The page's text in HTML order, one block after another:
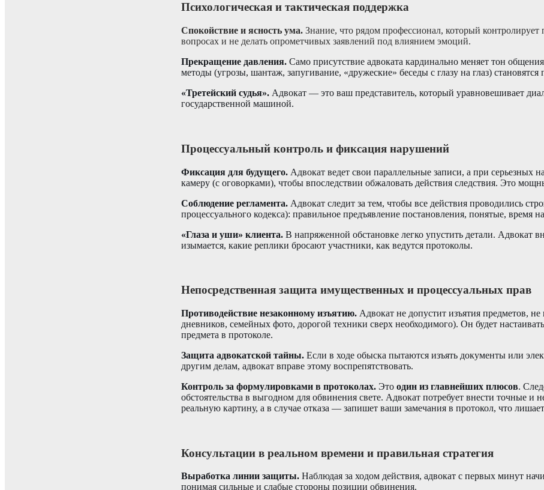
Психологическая и тактическая поддержка
Спокойствие и ясность ума. Знание, что рядом профессионал, который контролирует
вопросах и не делать опрометчивых заявлений под влиянием эмоций.
Прекращение давления. Само присутствие адвоката кардинально меняет тон
методы (угрозы, шантаж, запугивание, «дружеские» беседы с глазу на глаз)
«Третейский судья». Адвокат — это ваш представитель, который уравновешивает
государственной машиной.
Процессуальный контроль и фиксация нарушений
Фиксация для будущего. Адвокат ведет свои параллельные записи, а при серьезных
камеру (с оговорками), чтобы впоследствии обжаловать действия следствия. Это
Соблюдение регламента. Адвокат следит за тем, чтобы все действия проводились
процессуального кодекса): правильное предъявление постановления, понятые, время
«Глаза и уши» клиента. В напряженной обстановке легко упустить детали. Адвокат
изымается, какие реплики бросают участники, как ведутся протоколы.
Непосредственная защита имущественных и процессуальных прав
Противодействие незаконному изъятию. Адвокат не допустит изъятия предметов,
дневников, семейных фото, дорогой техники сверх необходимого). Он будет
предмета в протоколе.
Защита адвокатской тайны. Если в ходе обыска пытаются изъять документы или
другим делам, адвокат вправе этому воспрепятствовать.
Контроль за формулировками в протоколах. Это один из главнейших плюсов.
обстоятельства в выгодном для обвинения свете. Адвокат потребует внести точные
реальную картину, а в случае отказа — запишет ваши замечания в протокол, что
Консультации в реальном времени и правильная стратегия
Выработка линии защиты. Наблюдая за ходом действия, адвокат с первых минут
понимая сильные и слабые стороны позиции обвинения.